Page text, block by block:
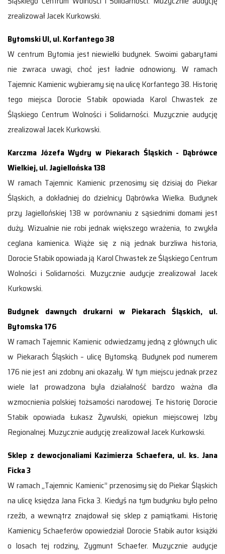
zrealizował Jacek Kurkowski.
Bytomski Ul, ul. Korfantego 38
W centrum Bytomia jest niewielki budynek. Swoimi gabarytami
nie zwraca uwagi, choć jest ładnie odnowiony. W ramach
Tajemnic Kamienic wybieramy się na ulicę Korfantego 38. Historię
tego miejsca Dorocie Stabik opowiada Karol Chwastek ze
Śląskiego Centrum Wolności i Solidarności. Muzycznie audycję
zrealizował Jacek Kurkowski.
Karczma Józefa Wydry w Piekarach Śląskich - Dąbrówce
Wielkiej, ul. Jagiellońska 138
W ramach Tajemnic Kamienic przenosimy się dzisiaj do Piekar
Śląskich, a dokładniej do dzielnicy Dąbrówka Wielka. Budynek
przy Jagiellońskiej 138 w porównaniu z sąsiednimi domami jest
duży. Wizualnie nie robi jednak większego wrażenia, to zwykła
ceglana kamienica. Wiąże się z nią jednak burzliwa historia,
Dorocie Stabik opowiada ją Karol Chwastek ze Śląskiego Centrum
Wolności i Solidarności. Muzycznie audycje zrealizował Jacek
Kurkowski.
Budynek dawnych drukarni w Piekarach Śląskich, ul.
Bytomska 176
W ramach Tajemnic Kamienic odwiedzamy jedną z głównych ulic
w Piekarach Śląskich – ulicę Bytomską. Budynek pod numerem
176 nie jest ani zdobny ani okazały. W tym miejscu jednak przez
wiele lat prowadzona była działalność bardzo ważna dla
wzmocnienia polskiej tożsamości narodowej. Te historię Dorocie
Stabik opowiada Łukasz Żywulski, opiekun miejscowej Izby
Regionalnej. Muzycznie audycję zrealizował Jacek Kurkowski.
Sklep z dewocjonaliami Kazimierza Schaefera, ul. ks. Jana
Ficka 3
W ramach „Tajemnic Kamienic” przenosimy się do Piekar Śląskich
na ulicę księdza Jana Ficka 3. Kiedyś na tym budynku było pełno
rzeźb, a wewnątrz znajdował się sklep z pamiątkami. Historię
Kamienicy Schaeferów opowiedział Dorocie Stabik autor książki
o losach tej rodziny, Zygmunt Schaefer. Muzycznie audycje